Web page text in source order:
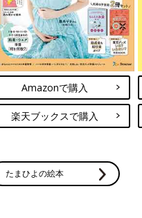
Amazonで購入
楽天ブックスで購入
たまひよの絵本